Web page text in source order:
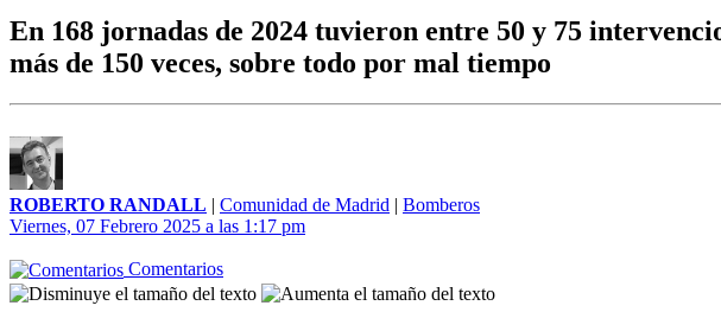
En 168 jornadas de 2024 tuvieron entre 50 y 75
más de 150 veces, sobre todo por mal tiempo
ROBERTO RANDALL | Comunidad de Madrid | Bomberos
Viernes, 07 Febrero 2025 a las 1:17 pm
Comentarios